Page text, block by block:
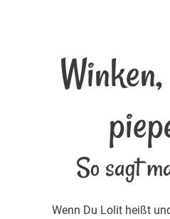
So sagt
Wenn Du Lolit heißt